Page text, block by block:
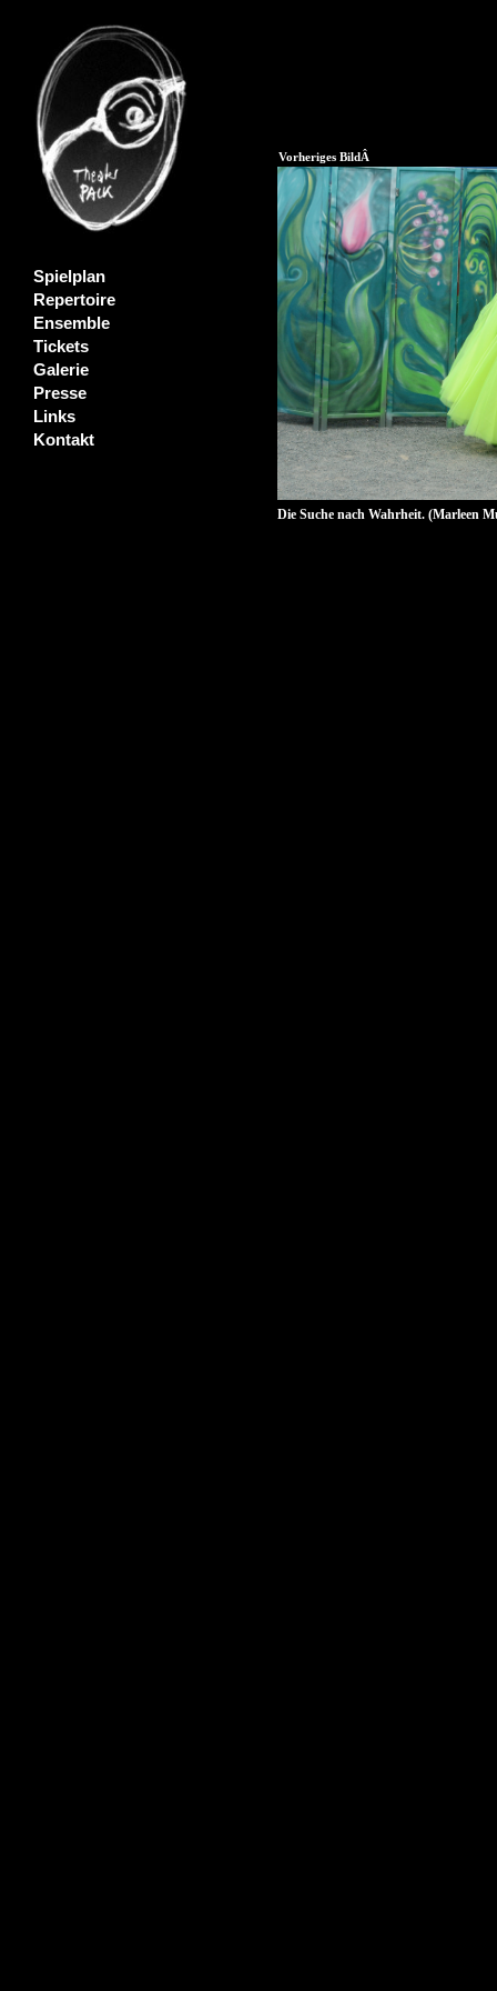
Spielplan
Repertoire
Ensemble
Tickets
Galerie
Presse
Links
Kontakt
Vorheriges BildÂ
Die Suche nach Wahrheit. (Marleen